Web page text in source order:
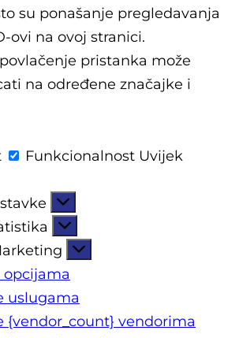
su ponašanje pregledavanja
ovi na ovoj stranici.
pristanka može
na određene značajke i
Funkcionalnost Uvijek
opcijama
uslugama
{vendor_count} vendorima